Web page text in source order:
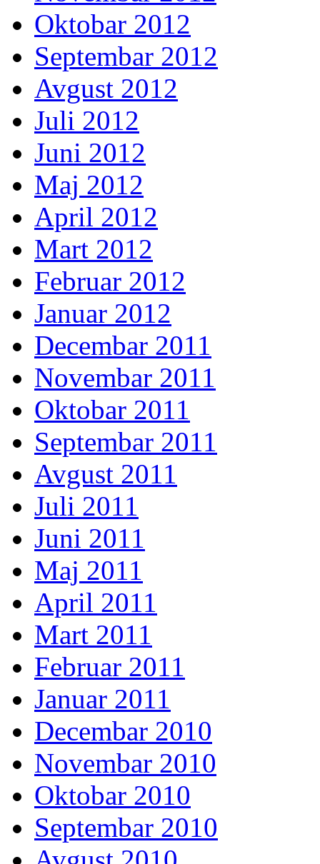
Oktobar 2012
Septembar 2012
Avgust 2012
Juli 2012
Juni 2012
Maj 2012
April 2012
Mart 2012
Februar 2012
Januar 2012
Decembar 2011
Novembar 2011
Oktobar 2011
Septembar 2011
Avgust 2011
Juli 2011
Juni 2011
Maj 2011
April 2011
Mart 2011
Februar 2011
Januar 2011
Decembar 2010
Novembar 2010
Oktobar 2010
Septembar 2010